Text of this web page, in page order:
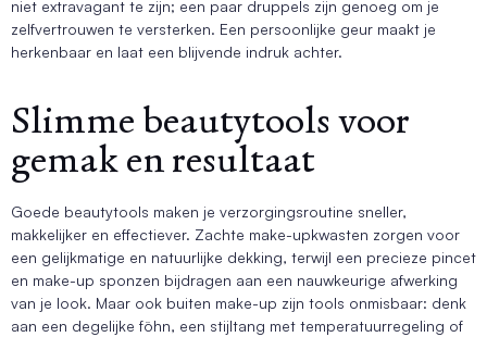
niet extravagant te zijn; een paar druppels zijn genoeg om je
zelfvertrouwen te versterken. Een persoonlijke geur maakt je
herkenbaar en laat een blijvende indruk achter.
Slimme beautytools voor
gemak en resultaat
Goede beautytools maken je verzorgingsroutine sneller,
makkelijker en effectiever. Zachte make-upkwasten zorgen voor
een gelijkmatige en natuurlijke dekking, terwijl een precieze pincet
en make-up sponzen bijdragen aan een nauwkeurige afwerking
van je look. Maar ook buiten make-up zijn tools onmisbaar: denk
aan een degelijke föhn, een stijltang met temperatuurregeling of